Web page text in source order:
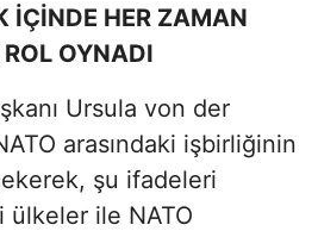
İÇİNDE HER ZAMAN
OYNADI
Ursula von der
arasındaki işbirliğinin
şu ifadeleri
ülkeler ile NATO